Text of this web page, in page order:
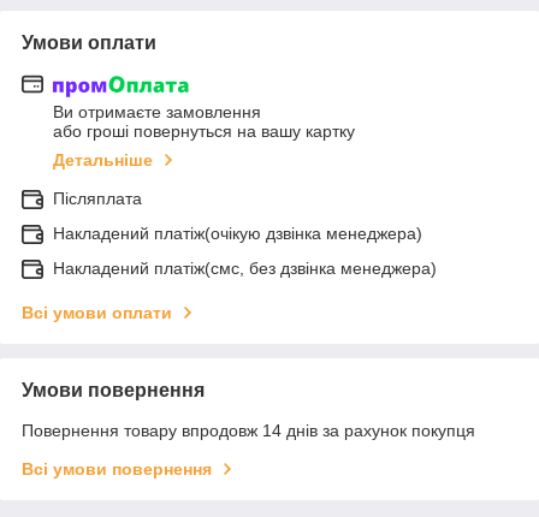
Умови оплати
Ви отримаєте замовлення
або гроші повернуться на вашу картку
Детальніше
Післяплата
Накладений платіж(очікую дзвінка менеджера)
Накладений платіж(смс, без дзвінка менеджера)
Всі умови оплати
Умови повернення
Повернення товару впродовж 14 днів за рахунок покупця
Всі умови повернення